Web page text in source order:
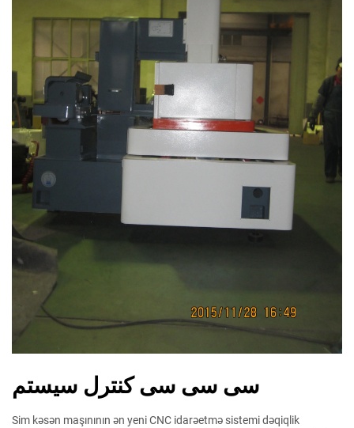
سی سی سی کنترل سیستم
Sim kəsən maşınının ən yeni CNC idarəetmə sistemi dəqiqlik